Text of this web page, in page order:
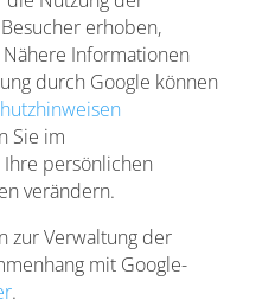
erhoben,
Informationen
durch Google können
Sie im
persönlichen
verändern.
zur Verwaltung der
mit Google-
.